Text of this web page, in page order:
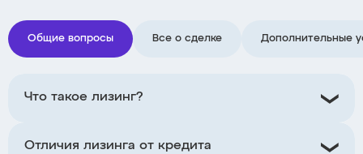
Общие вопросы Все о сделке Дополнительные
Что такое лизинг?
Отличия лизинга от кредита